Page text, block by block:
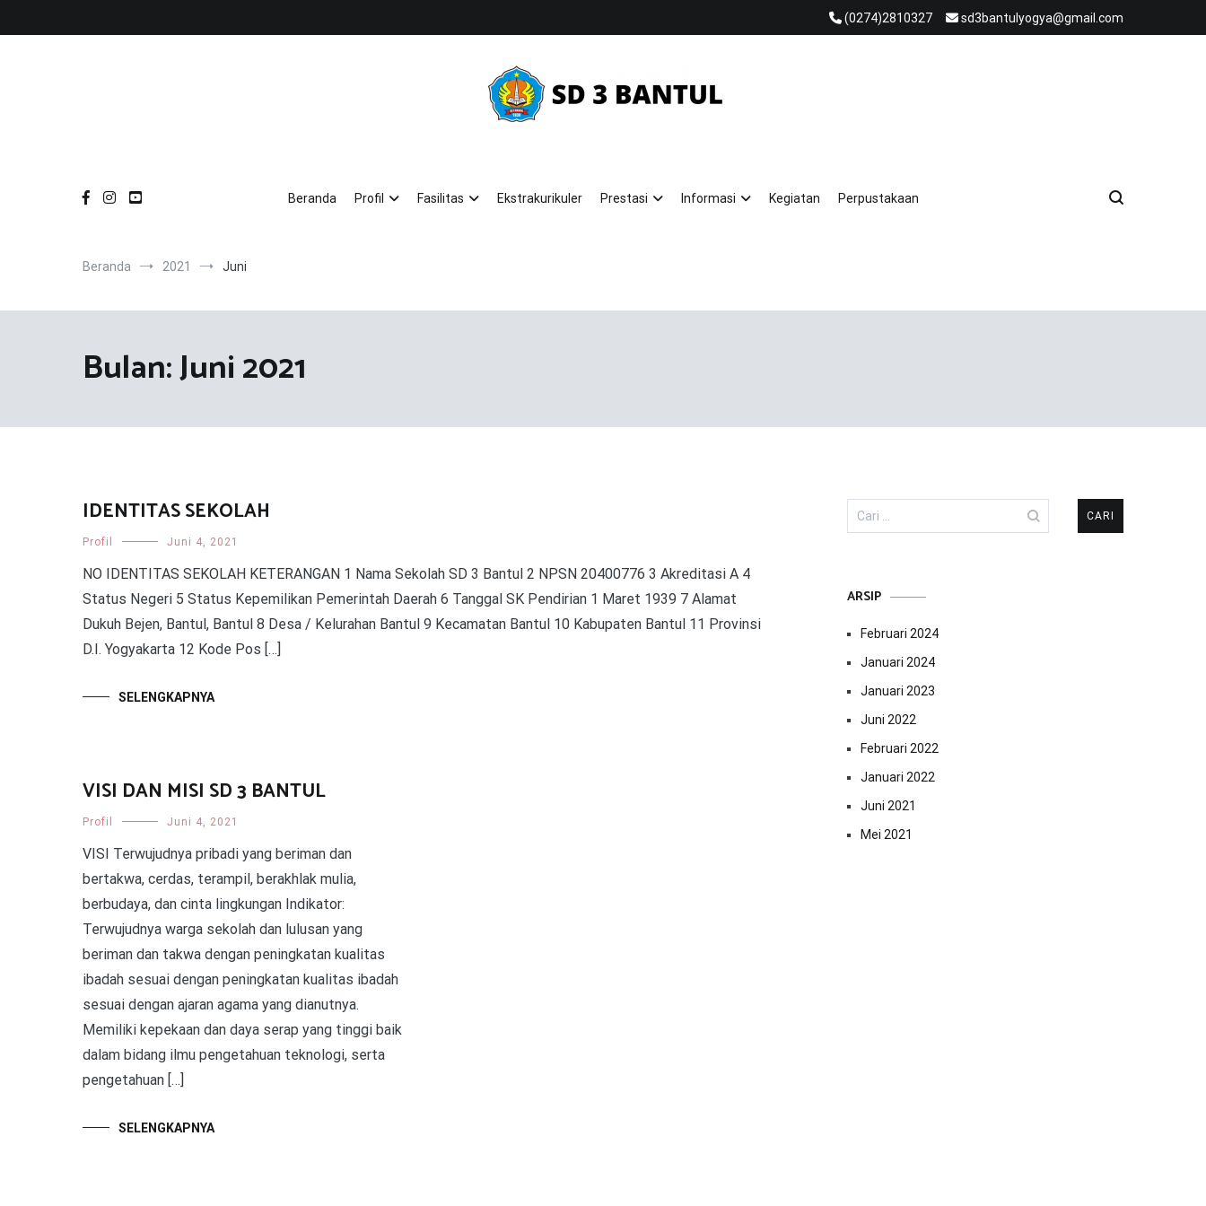
(0274)2810327 sd3bantulyogya@gmail.com
Beranda
Profil Fasilitas Ekstrakurikuler Prestasi Informasi Kegiatan Perpustakaan
Beranda 2021 Juni
Bulan:Juni 2021
IDENTITAS SEKOLAH
Profil Juni 4, 2021
NO IDENTITAS SEKOLAH KETERANGAN 1 Nama Sekolah SD 3 Bantul 2 NPSN 20400776 3 Akreditasi A 4
Status Negeri 5 Status Kepemilikan Pemerintah Daerah 6 Tanggal SK Pendirian 1 Maret 1939 7 Alamat
Dukuh Bejen, Bantul, Bantul 8 Desa / Kelurahan Bantul 9 Kecamatan Bantul 10 Kabupaten Bantul 11 Provinsi
D.I. Yogyakarta 12 Kode Pos […]
SELENGKAPNYA
VISI DAN MISI SD 3 BANTUL
Profil Juni 4, 2021
VISI Terwujudnya pribadi yang beriman dan
bertakwa, cerdas, terampil, berakhlak mulia,
berbudaya, dan cinta lingkungan Indikator:
Terwujudnya warga sekolah dan lulusan yang
beriman dan takwa dengan peningkatan kualitas
ibadah sesuai dengan peningkatan kualitas ibadah
sesuai dengan ajaran agama yang dianutnya.
Memiliki kepekaan dan daya serap yang tinggi baik
dalam bidang ilmu pengetahuan teknologi, serta
pengetahuan […]
SELENGKAPNYA
Cari
untuk:
ARSIP
Februari 2024
Januari 2024
Januari 2023
Juni 2022
Februari 2022
Januari 2022
Juni 2021
Mei 2021